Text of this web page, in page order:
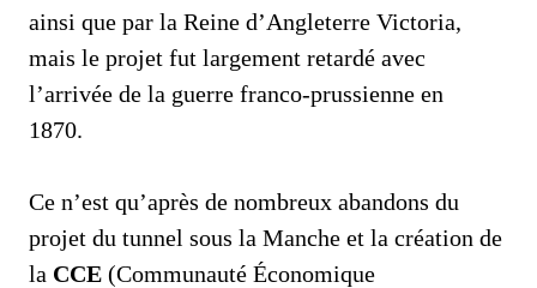
ainsi que par la Reine d’Angleterre Victoria,
mais le projet fut largement retardé avec
l’arrivée de la guerre franco-prussienne en
1870.
Ce n’est qu’après de nombreux abandons du
projet du tunnel sous la Manche et la création de
la CCE (Communauté Économique